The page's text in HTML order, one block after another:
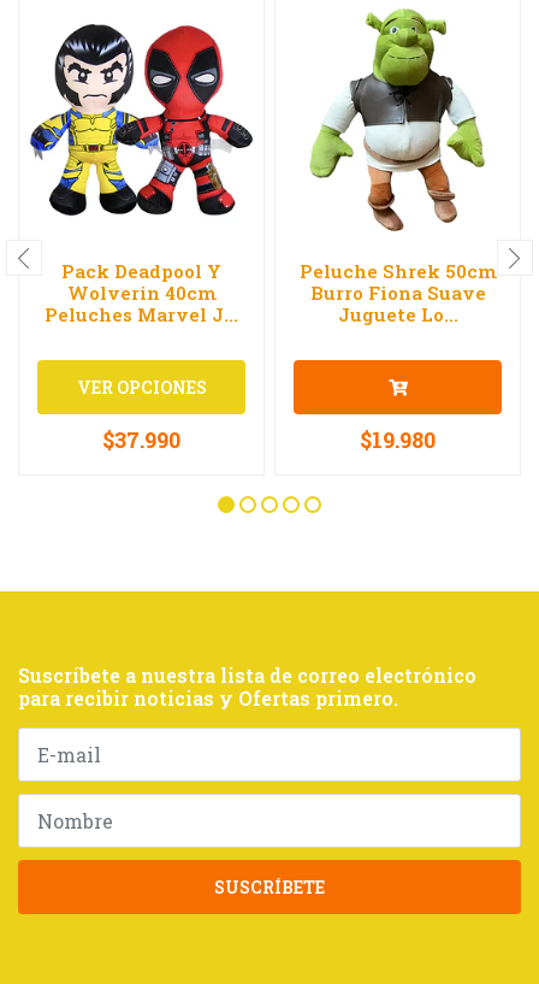
Pack Deadpool Y
Wolverin 40cm
Peluches Marvel J...
VER OPCIONES
$37.990
Peluche Shrek 50cm
Burro Fiona Suave
Juguete Lo...
$19.980
Suscríbete a nuestra lista de correo electrónico
para recibir noticias y Ofertas primero.
SUSCRÍBETE